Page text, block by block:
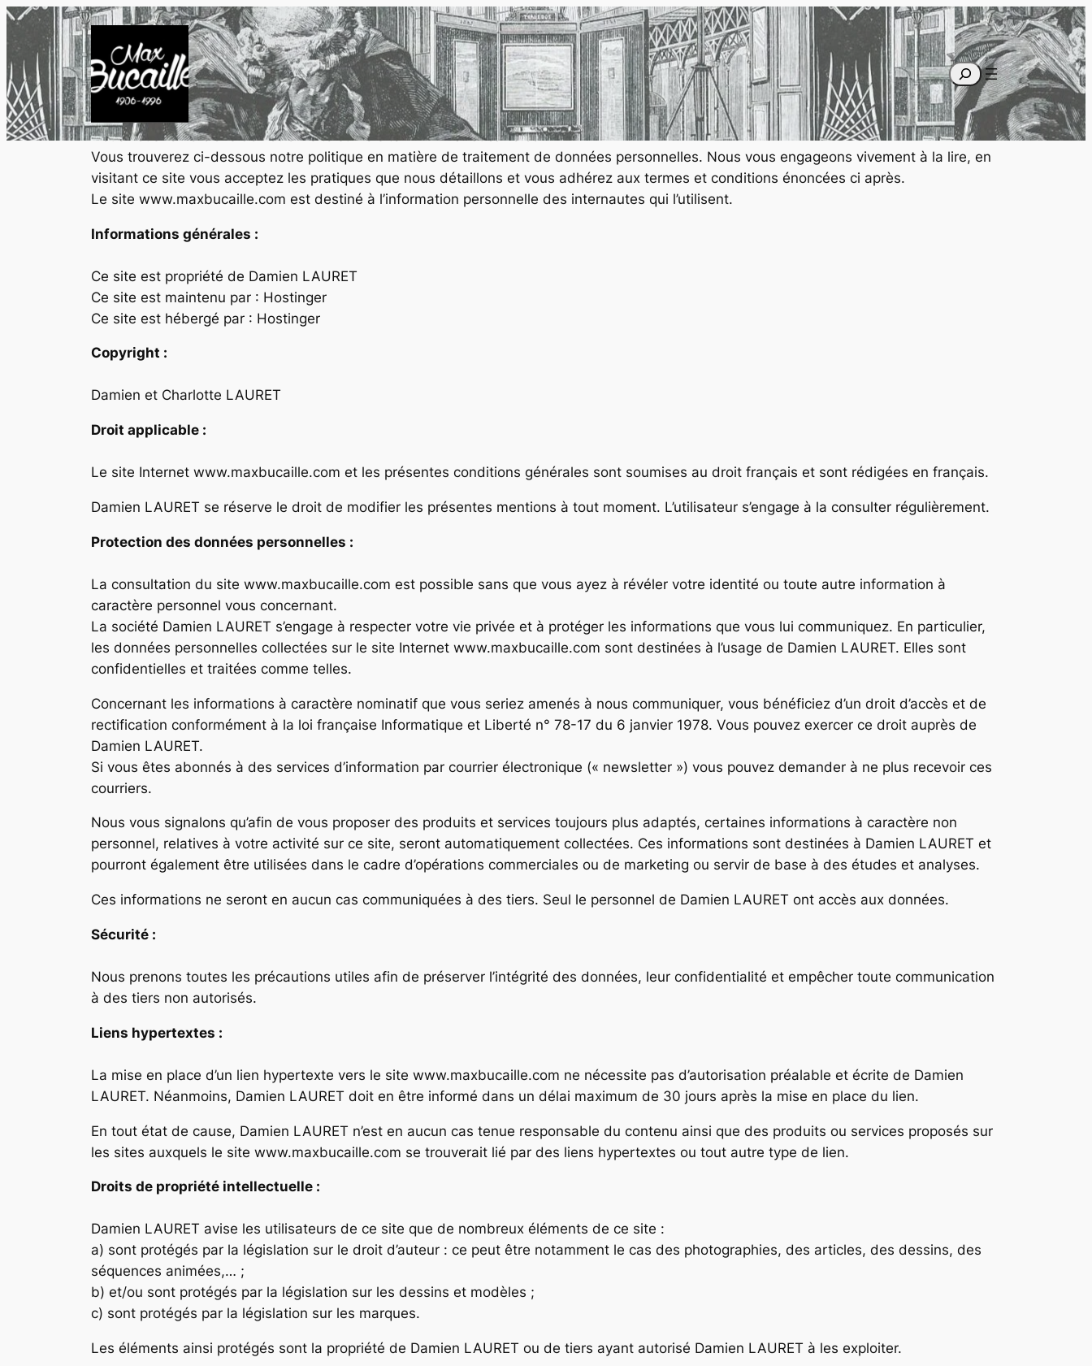
Recherche
Nous vous remercions de votre visite sur le site www.maxbucaille.com
Vous trouverez ci-dessous notre politique en matière de traitement de données personnelles. Nous vous engageons vivement à la lire, en
visitant ce site vous acceptez les pratiques que nous détaillons et vous adhérez aux termes et conditions énoncées ci après.
Le site www.maxbucaille.com est destiné à l’information personnelle des internautes qui l’utilisent.
Informations générales :
Ce site est propriété de Damien LAURET
Ce site est maintenu par : Hostinger
Ce site est hébergé par : Hostinger
Copyright :
Damien et Charlotte LAURET
Droit applicable :
Le site Internet www.maxbucaille.com et les présentes conditions générales sont soumises au droit français et sont rédigées en français.
Damien LAURET se réserve le droit de modifier les présentes mentions à tout moment. L’utilisateur s’engage à la consulter régulièrement.
Protection des données personnelles :
La consultation du site www.maxbucaille.com est possible sans que vous ayez à révéler votre identité ou toute autre information à
caractère personnel vous concernant.
La société Damien LAURET s’engage à respecter votre vie privée et à protéger les informations que vous lui communiquez. En particulier,
les données personnelles collectées sur le site Internet www.maxbucaille.com sont destinées à l’usage de Damien LAURET. Elles sont
confidentielles et traitées comme telles.
Concernant les informations à caractère nominatif que vous seriez amenés à nous communiquer, vous bénéficiez d’un droit d’accès et de
rectification conformément à la loi française Informatique et Liberté n° 78-17 du 6 janvier 1978. Vous pouvez exercer ce droit auprès de
Damien LAURET.
Si vous êtes abonnés à des services d’information par courrier électronique (« newsletter ») vous pouvez demander à ne plus recevoir ces
courriers.
Nous vous signalons qu’afin de vous proposer des produits et services toujours plus adaptés, certaines informations à caractère non
personnel, relatives à votre activité sur ce site, seront automatiquement collectées. Ces informations sont destinées à Damien LAURET et
pourront également être utilisées dans le cadre d’opérations commerciales ou de marketing ou servir de base à des études et analyses.
Ces informations ne seront en aucun cas communiquées à des tiers. Seul le personnel de Damien LAURET ont accès aux données.
Sécurité :
Nous prenons toutes les précautions utiles afin de préserver l’intégrité des données, leur confidentialité et empêcher toute communication
à des tiers non autorisés.
Liens hypertextes :
La mise en place d’un lien hypertexte vers le site www.maxbucaille.com ne nécessite pas d’autorisation préalable et écrite de Damien
LAURET. Néanmoins, Damien LAURET doit en être informé dans un délai maximum de 30 jours après la mise en place du lien.
En tout état de cause, Damien LAURET n’est en aucun cas tenue responsable du contenu ainsi que des produits ou services proposés sur
les sites auxquels le site www.maxbucaille.com se trouverait lié par des liens hypertextes ou tout autre type de lien.
Droits de propriété intellectuelle :
Damien LAURET avise les utilisateurs de ce site que de nombreux éléments de ce site :
a) sont protégés par la législation sur le droit d’auteur : ce peut être notamment le cas des photographies, des articles, des dessins, des
séquences animées,… ;
b) et/ou sont protégés par la législation sur les dessins et modèles ;
c) sont protégés par la législation sur les marques.
Les éléments ainsi protégés sont la propriété de Damien LAURET ou de tiers ayant autorisé Damien LAURET à les exploiter.